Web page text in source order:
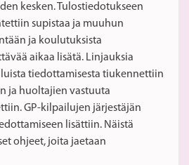
kesken. Tulostiedotukseen
supistaa ja muuhun
ja koulutuksista
aikaa lisätä. Linjauksia
tiedottamisesta tiukennettiin
ja huoltajien vastuuta
GP-kilpailujen järjestäjän
lisättiin. Näistä
ohjeet, joita jaetaan